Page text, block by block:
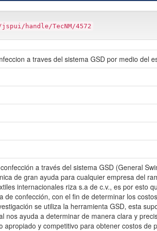
handle/TecNM/4572
a traves del sistema GSD por medio del
a través del sistema GSD (General
de gran ayuda para cualquier empresa del
internacionales riza s.a de c.v., es por esto
confección, con el fin de determinar los
se utiliza la herramienta GSD, esta
nos ayuda a determinar de manera clara y
y competitivo para obtener costos de